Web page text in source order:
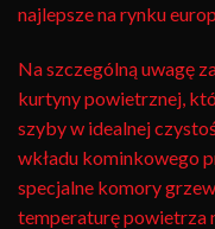
najlepsze na rynku
Na szczególną uwagę
kurtyny powietrznej,
szyby w idealnej
wkładu kominkowego
specjalne komory
temperaturę powietrza